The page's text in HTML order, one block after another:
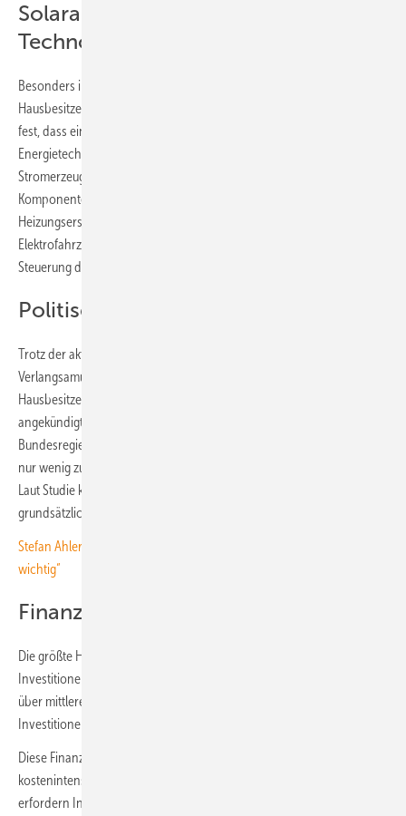
Solaranlage als Türöffner für weitere
Technologien
Besonders interessant sind die Erkenntnisse über das Verhalten von
Hausbesitzern nach der ersten Solarinvestition. Die Forscher stellten
fest, dass eine Photovoltaikanlage häufig als Katalysator für weitere
Energietechnologien wirkt. Wer einmal den Schritt zur eigenen
Stromerzeugung gewagt hat, investiert oft in zusätzliche
Komponenten. Dazu gehören Batteriespeicher, Wärmepumpen als
Heizungsersatz, E-Autos, intelligente Stromzähler, Ladestationen für
Elektrofahrzeuge sowie Energiemanagementsysteme zur optimalen
Steuerung des Haushalts.
Politische Unsicherheit bremst nicht
Trotz der aktuellen politischen Diskussionen um eine mögliche
Verlangsamung der Energiewende bleiben die Investitionspläne der
Hausbesitzer stabil, haben die Forscher:innen herausgefunden. Die
angekündigten Richtungsänderungen einer möglichen schwarz-roten
Bundesregierung scheinen die private Bereitschaft zur Energiewende
nur wenig zu beeinträchtigen. Das theoretische Potenzial ist gewaltig.
Laut Studie könnten 82 Prozent aller deutschen Eigenheimbesitzer
grundsätzlich eine Solaranlage installieren und nutzen.
Stefan Ahlers von IBC Solar: „Langfristig sind klare Randbedingungen
wichtig“
Finanzierungslücke bremst
Die größte Hürde liegt jedoch in der Finanzierung der geplanten
Investitionen. Zwei Drittel der deutschen Eigenheimbesitzer verfügen
über mittlere oder niedrige Einkommen und können die notwendigen
Investitionen nicht aus eigenen Mitteln stemmen.
Diese Finanzierungslücke zeigt sich besonders deutlich bei
kostenintensiven Technologien. Wärmepumpen und Elektrofahrzeuge
erfordern Investitionen, die viele Haushalte überfordern. Die